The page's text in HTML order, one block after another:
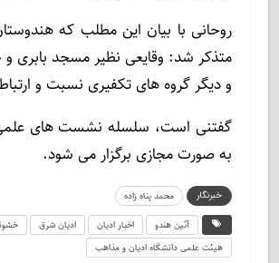
روحانی با بیان این مطلب که
متذکر شد: وقایعی نظیر مسجد بابری
و دیگر گروه های تکفیری نسبت و
گفتنی است، سلسله نشست های علمی
به صورت مجازی برگزار می شود.
خبرنگار
محمد پناه زاده
آئین هندو
اخبار ادیان ادیان شرق
هیئت علمی دانشگاه ادیان و مذاهب